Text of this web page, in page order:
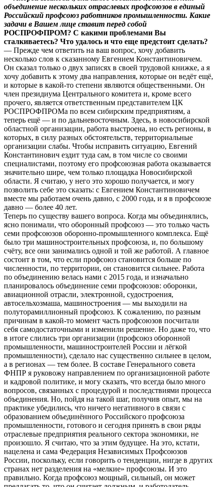
объединение нескольких отраслевых профсоюзов в единый
Российский профсоюз работников промышленности. Какие
задачи в Вашем лице ставит перед собой
РОСПРОФПРОМ? С какими проблемами Вы
сталкиваетесь? Что удалось и что еще предстоит сделать?
— Прежде чем ответить на ваш вопрос, хочу добавить
несколько слов к сказанному Евгением Константиновичем.
Он сказал только о двух записях в своей трудовой книжке, а я
хочу добавить к этому два направления, которые он ведёт ещё,
и которые в какой-то степени являются общественными. Он
член президиума Центрального комитета и, кроме всего
прочего, является ответственным представителем ЦК
РОСПРОФПРОМа по всем сибирским предприятиям, а
теперь ещё — и по дальневосточным. Здесь, в новосибирской
областной организации, работа выстроена, но есть регионы, в
которых, в силу разных обстоятельств, территориальные
организации слабы. Чтобы исправить ситуацию, Евгений
Константинович ездит туда сам, в том числе со своими
специалистами, поэтому его профсоюзная работа оказывается
значительно шире, чем только площадка Новосибирской
области. Я считаю, у него это хорошо получается, и могу
позволить себе это сказать: с Евгением Константиновичем
вместе мы работаем очень давно, с 2000 года, и я в профсоюзе
давно — более 40 лет.
Теперь по существу вашего вопроса. Когда мы объединялись,
ясно понимали, что оборонный профсоюз — это только часть
семи профсоюзов оборонно-промышленного комплекса. Ещё
было три машиностроительных профсоюза, и, по большому
счёту, все они занимались одной и той же работой. А главное
состоит в том, что если профсоюз становится больше по
численности, по территории, он становится сильнее. Работа
по объединению велась нами с 2015 года, и изначально
планировалось объединение семи профсоюзов: оборонки,
авиационной отрасли, электронной, судостроения,
автосельхозмаша, машиностроения — мы выходили на
полуторамиллионный профсоюз. К сожалению, по разным
причинам в какой-то момент часть профсоюзов посчитали
себя самодостаточными и изменили решение. Но даже то, что
в итоге слились три организации (профсоюз оборонной
промышленности, машиностроителей России и лёгкой
промышленности), сделало нас существенно сильнее в целом,
а в регионах — тем более. В составе Генерального совета
ФНПР я руковожу направлением по организационной работе
и кадровой политике, и могу сказать, что всегда было много
вопросов, связанных с процедурой и последствиями процесса
объединения. Но, пойдя на такой шаг, получив опыт, мы на
практике убедились, что ничего негативного в связи с
образованием объединённого Российского профсоюза
промышленности, готового и сегодня принять в свои ряды
отраслевые предприятия реального сектора экономики, не
произошло. Я считаю, что за этим будущее. На это, кстати,
нацелена и сама Федерация Независимых Профсоюзов
России, поскольку, если говорить о тенденции, нигде в других
странах нет разделения на «мелкие» профсоюзы. И это
правильно. Когда профсоюз мощный, сильный, он может